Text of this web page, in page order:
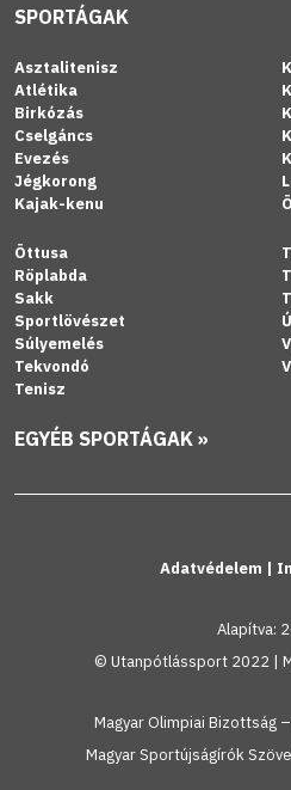
SPORTÁGAK
Asztalitenisz
Atlétika
Birkózás
Cselgáncs
Evezés
Jégkorong
Kajak-kenu
Öttusa
Röplabda
Sakk
Sportlövészet
Súlyemelés
Tekvondó
Tenisz
EGYÉB SPORTÁGAK »
Adatvédelem |
Alapítva:
© Utanpótlássport 2022 |
Magyar Olimpiai Bizottság
Magyar Sportújságírók